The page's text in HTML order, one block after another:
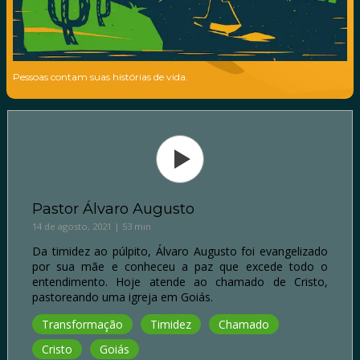
Pessoas contam suas histórias de vida.
Pastor Álvaro Augusto
14 de agosto, 2021 | 53 min
Da timidez ao púlpito, Álvaro Augusto foi evangelizado
por sua mãe e conheceu a paz que excede todo o
entendimento. Hoje atende ao chamado de Cristo,
pastoreando uma igreja em Goiás.
Transformação
Timidez
Chamado
Cristo
Goiás